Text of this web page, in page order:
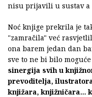
nisu prijavili u sustav a
Noć knjige prekrila je
"zamračila" već
ona barem jedan dan
sve to ne bi bilo
sinergija svih u
prevoditelja,
knjižara, knjižničara...